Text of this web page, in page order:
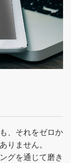
、それをゼロか
りません。
グを通じて磨き